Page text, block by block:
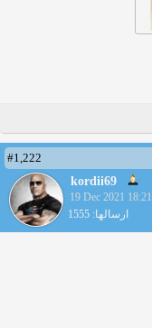
#1,222
kordii69
19 Dec 2021 18:21
ارسالها: 1555